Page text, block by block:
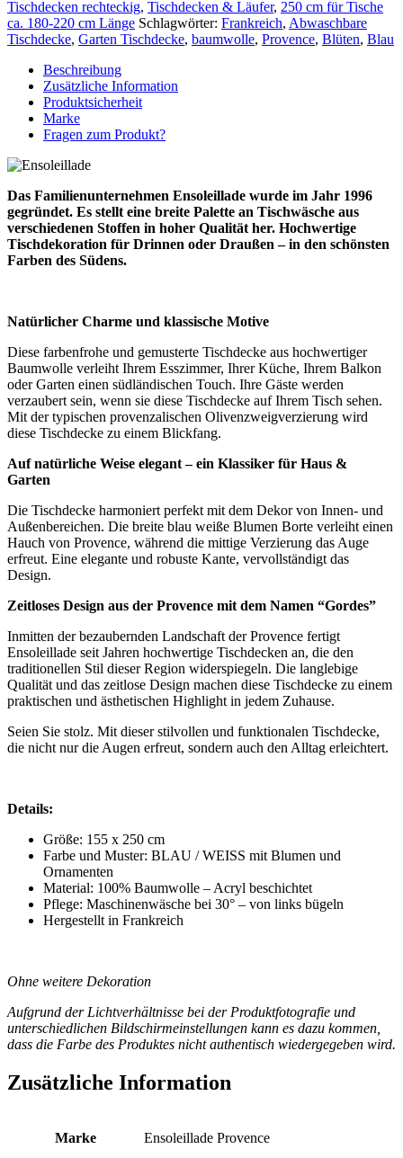
x
250
cm
Haus
Garten
Menge
Tischdecken rechteckig, Tischdecken & Läufer, 250 cm für Tische
ca. 180-220 cm Länge Schlagwörter: Frankreich, Abwaschbare
Tischdecke, Garten Tischdecke, baumwolle, Provence, Blüten, Blau
Beschreibung
Zusätzliche Information
Produktsicherheit
Marke
Fragen zum Produkt?
Das Familienunternehmen Ensoleillade wurde im Jahr 1996
gegründet. Es stellt eine breite Palette an Tischwäsche aus
verschiedenen Stoffen in hoher Qualität her. Hochwertige
Tischdekoration für Drinnen oder Draußen – in den schönsten
Farben des Südens.
Natürlicher Charme und klassische Motive
Diese farbenfrohe und gemusterte Tischdecke aus hochwertiger
Baumwolle verleiht Ihrem Esszimmer, Ihrer Küche, Ihrem Balkon
oder Garten einen südländischen Touch. Ihre Gäste werden
verzaubert sein, wenn sie diese Tischdecke auf Ihrem Tisch sehen.
Mit der typischen provenzalischen Olivenzweigverzierung wird
diese Tischdecke zu einem Blickfang.
Auf natürliche Weise elegant – ein Klassiker für Haus &
Garten
Die Tischdecke harmoniert perfekt mit dem Dekor von Innen- und
Außenbereichen. Die breite blau weiße Blumen Borte verleiht einen
Hauch von Provence, während die mittige Verzierung das Auge
erfreut. Eine elegante und robuste Kante, vervollständigt das
Design.
Zeitloses Design aus der Provence mit dem Namen “Gordes”
Inmitten der bezaubernden Landschaft der Provence fertigt
Ensoleillade seit Jahren hochwertige Tischdecken an, die den
traditionellen Stil dieser Region widerspiegeln. Die langlebige
Qualität und das zeitlose Design machen diese Tischdecke zu einem
praktischen und ästhetischen Highlight in jedem Zuhause.
Seien Sie stolz. Mit dieser stilvollen und funktionalen Tischdecke,
die nicht nur die Augen erfreut, sondern auch den Alltag erleichtert.
Details:
Größe: 155 x 250 cm
Farbe und Muster: BLAU / WEISS mit Blumen und
Ornamenten
Material: 100% Baumwolle – Acryl beschichtet
Pflege: Maschinenwäsche bei 30° – von links bügeln
Hergestellt in Frankreich
Ohne weitere Dekoration
Aufgrund der Lichtverhältnisse bei der Produktfotografie und
unterschiedlichen Bildschirmeinstellungen kann es dazu kommen,
dass die Farbe des Produktes nicht authentisch wiedergegeben wird.
Zusätzliche Information
Marke Ensoleillade Provence